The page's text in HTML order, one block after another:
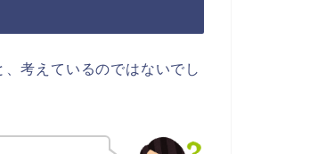
考えているのではないでし